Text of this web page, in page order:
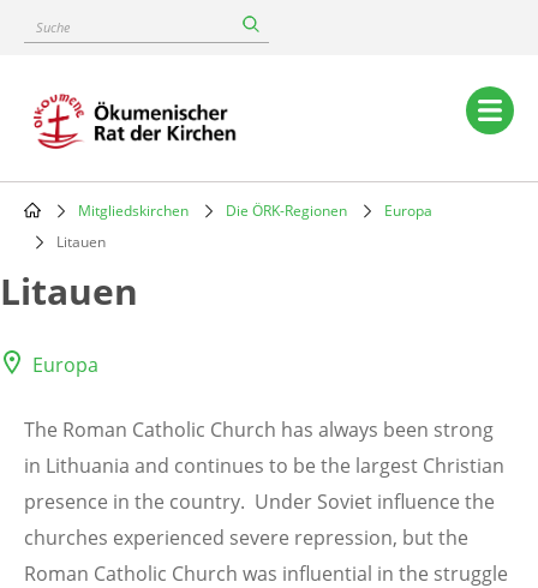
content
Suche
Main
navigation
Breadcrumb
Mitgliedskirchen Die ÖRK-Regionen
Europa
Litauen
Litauen
Europa
The Roman Catholic Church has always been strong
in Lithuania and continues to be the largest Christian
presence in the country. Under Soviet influence the
churches experienced severe repression, but the
Roman Catholic Church was influential in the struggle